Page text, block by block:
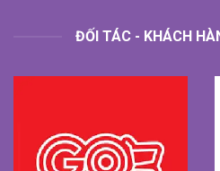
ĐỐI TÁC - KHÁCH